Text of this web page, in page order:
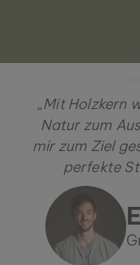
„Mit Holzkern
Natur zum
mir zum Ziel
perfekte